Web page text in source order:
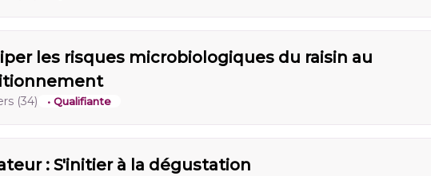
les risques microbiologiques du raisin au
(34) • Qualifiante
: S'initier à la dégustation